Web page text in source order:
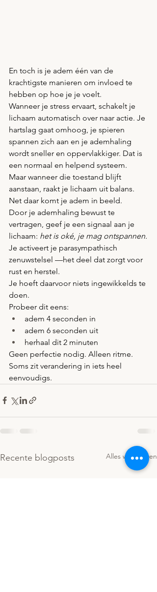
En toch is je adem één van de
krachtigste manieren om invloed te
hebben op hoe je je voelt.
Wanneer je stress ervaart, schakelt je
lichaam automatisch over naar actie. Je
hartslag gaat omhoog, je spieren
spannen zich aan en je ademhaling
wordt sneller en oppervlakkiger. Dat is
een normaal en helpend systeem.
Maar wanneer die toestand blijft
aanstaan, raakt je lichaam uit balans.
Net daar komt je adem in beeld.
Door je ademhaling bewust te
vertragen, geef je een signaal aan je
lichaam: het is oké, je mag ontspannen.
Je activeert je parasympathisch
zenuwstelsel —het deel dat zorgt voor
rust en herstel.
Je hoeft daarvoor niets ingewikkelds te
doen.
Probeer dit eens:
adem 4 seconden in
adem 6 seconden uit
herhaal dit 2 minuten
Geen perfectie nodig. Alleen ritme.
Soms zit verandering in iets heel
eenvoudigs.
Recente blogposts Alles weergeven